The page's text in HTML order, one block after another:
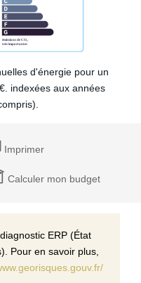
d'énergie pour un
indexées aux années
Imprimer
Calculer mon budget
ERP (État
Pour en savoir plus,